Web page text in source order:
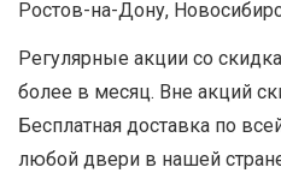
Ростов-на-Дону,
Регулярные акции со
более в месяц. Вне акций
Бесплатная доставка по
любой двери в нашей